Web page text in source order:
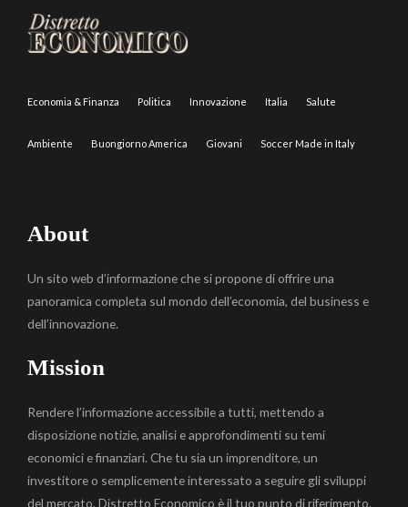
Economia & Finanza Politica Innovazione Italia Salute
Ambiente Buongiorno America Giovani Soccer Made in Italy
About
Un sito web d’informazione che si propone di offrire una
panoramica completa sul mondo dell’economia, del business e
dell’innovazione.
Mission
Rendere l’informazione accessibile a tutti, mettendo a
disposizione notizie, analisi e approfondimenti su temi
economici e finanziari. Che tu sia un imprenditore, un
investitore o semplicemente interessato a seguire gli sviluppi
del mercato, Distretto Economico è il tuo punto di riferimento.